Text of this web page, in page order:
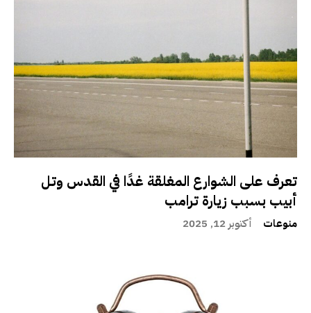
تعرف على الشوارع المغلقة غدًا في القدس وتل
أبيب بسبب زيارة ترامب
منوعات أكتوبر 12, 2025